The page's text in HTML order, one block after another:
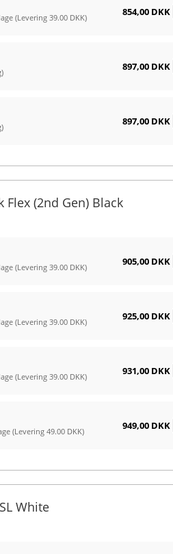
(Levering 39.00 DKK) 854,00 DKK
897,00 DKK
897,00 DKK
Flex (2nd Gen) Black
(Levering 39.00 DKK) 905,00 DKK
(Levering 39.00 DKK) 925,00 DKK
(Levering 39.00 DKK) 931,00 DKK
(Levering 49.00 DKK) 949,00 DKK
White